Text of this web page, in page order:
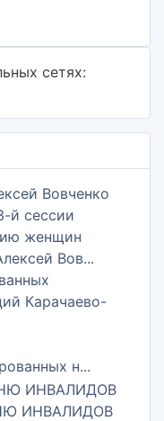
сетях:
Вов...
н...
ИНВАЛИДОВ